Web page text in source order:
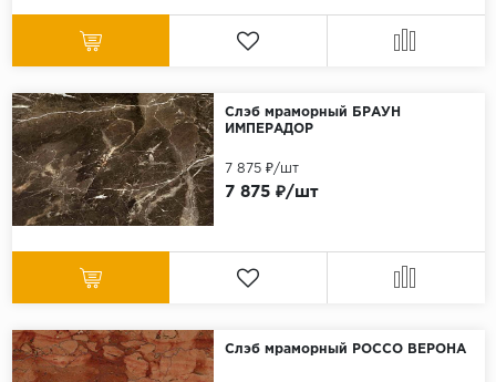
Слэб мраморный БРАУН
ИМПЕРАДОР
7 875 ₽/шт
7 875 ₽/шт
Слэб мраморный РОССО ВЕРОНА